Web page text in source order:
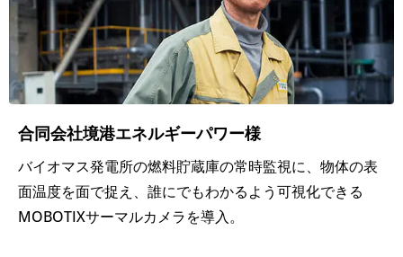
化
を
実
学
校
合同会社境港エネルギーパワー様
バイオマス発電所の燃料貯蔵庫の常時監視に、物体の表
面温度を面で捉え、誰にでもわかるよう可視化できる
MOBOTIXサーマルカメラを導入。